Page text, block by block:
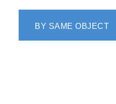
BY SAME OBJECT